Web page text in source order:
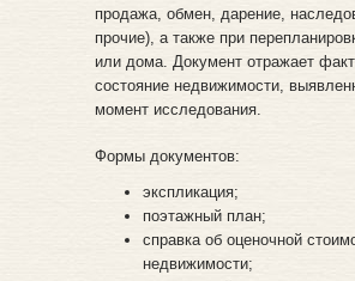
продажа, обмен, дарение,
прочие), а также при
или дома. Документ отражает
состояние недвижимости,
момент исследования.
Формы документов:
экспликация;
поэтажный план;
справка об оценочной
недвижимости;